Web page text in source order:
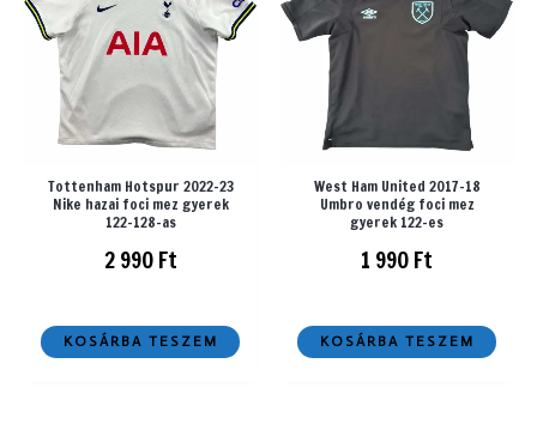
Tottenham Hotspur 2022-23
Nike hazai foci mez gyerek
122-128-as
2 990Ft
KOSÁRBA TESZEM
West Ham United 2017-18
Umbro vendég foci mez
gyerek 122-es
1 990Ft
KOSÁRBA TESZEM